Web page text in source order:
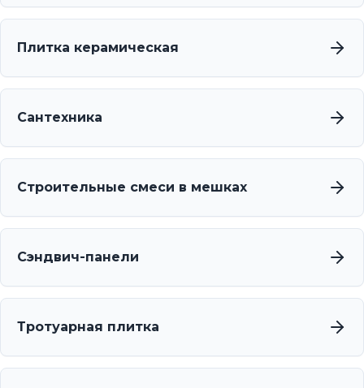
Плитка керамическая
Сантехника
Строительные смеси в мешках
Сэндвич-панели
Тротуарная плитка